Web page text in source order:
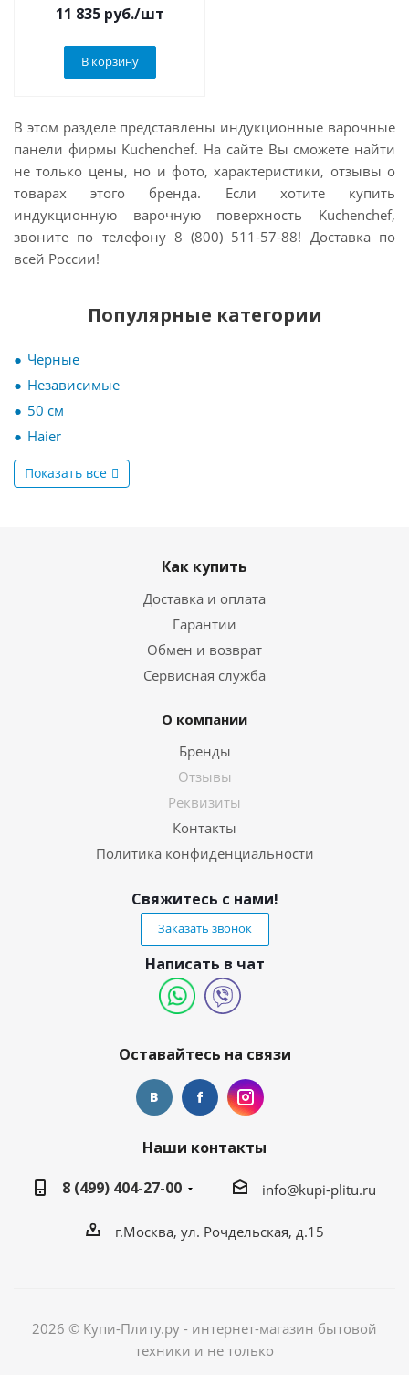
11 835 руб./шт
В корзину
В этом разделе представлены индукционные варочные
панели фирмы Kuchenchef. На сайте Вы сможете найти
не только цены, но и фото, характеристики, отзывы о
товарах этого бренда. Если хотите
купить
индукционную варочную поверхность Kuchenchef,
звоните по телефону 8 (800) 511-57-88! Доставка по
всей России!
Популярные категории
Черные
Независимые
50 см
Haier
Показать все
Как купить
Доставка и оплата
Гарантии
Обмен и возврат
Сервисная служба
О компании
Бренды
Отзывы
Реквизиты
Контакты
Политика конфиденциальности
Свяжитесь с нами!
Заказать звонок
Написать в чат
Оставайтесь на связи
Наши контакты
8 (499) 404-27-00
info@kupi-plitu.ru
г.Москва, ул. Рочдельская, д.15
2026 © Купи-Плиту.ру - интернет-магазин бытовой
техники и не только